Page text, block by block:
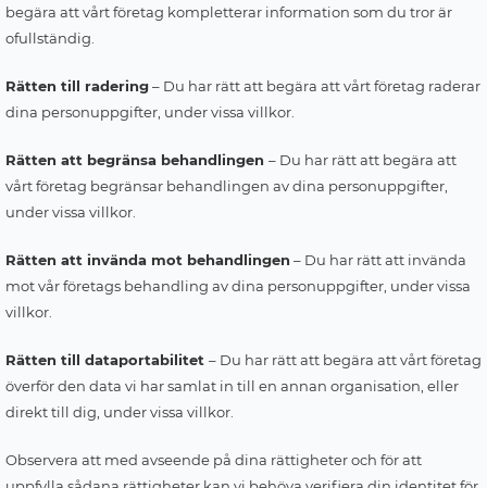
begära att vårt företag kompletterar information som du tror är
ofullständig.
Rätten till radering– Du har rätt att begära att vårt företag raderar
dina personuppgifter, under vissa villkor.
Rätten att begränsa behandlingen – Du har rätt att begära att
vårt företag begränsar behandlingen av dina personuppgifter,
under vissa villkor.
Rätten att invända mot behandlingen – Du har rätt att invända
mot vår företags behandling av dina personuppgifter, under vissa
villkor.
Rätten till dataportabilitet – Du har rätt att begära att vårt företag
överför den data vi har samlat in till en annan organisation, eller
direkt till dig, under vissa villkor.
Observera att med avseende på dina rättigheter och för att